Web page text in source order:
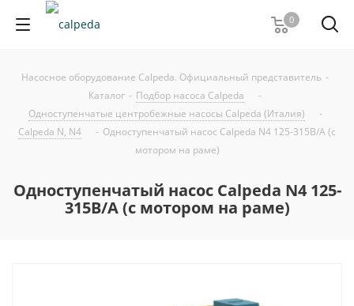
0
Насосное оборудование Calpeda. Официальный представитель -
Каталог - Подбор насоса Calpeda
-
Одноступенчатые центробежные насосы Calpeda (Италия)
-
Calpeda N, N4
- Одноступенчатый насос Calpeda N4 125-315B/A (с
мотором на раме)
Одноступенчатый насос Calpeda N4 125-
315B/A (с мотором на раме)